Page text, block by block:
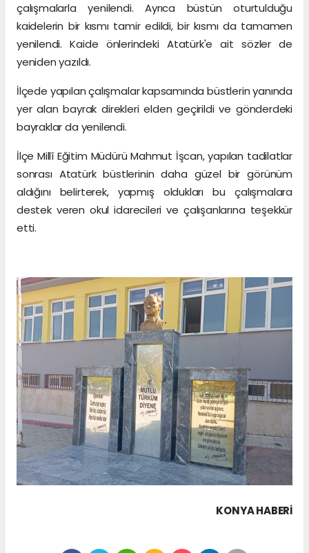
çalışmalarla yenilendi. Ayrıca büstün oturtulduğu
kaidelerin bir kısmı tamir edildi, bir kısmı da tamamen
yenilendi. Kaide önlerindeki Atatürk'e ait sözler de
yeniden yazıldı.
İlçede yapılan çalışmalar kapsamında büstlerin yanında
yer alan bayrak direkleri elden geçirildi ve gönderdeki
bayraklar da yenilendi.
İlçe Millî Eğitim Müdürü Mahmut İşcan, yapılan tadilatlar
sonrası Atatürk büstlerinin daha güzel bir görünüm
aldığını belirterek, yapmış oldukları bu çalışmalara
destek veren okul idarecileri ve çalışanlarına teşekkür
etti.
KONYA HABERİ